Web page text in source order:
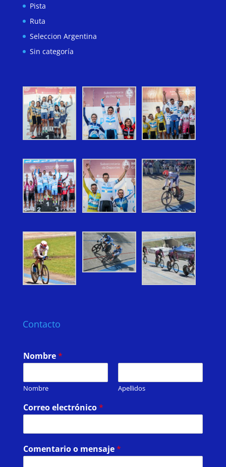
Pista
Ruta
Seleccion Argentina
Sin categoría
Contacto
Nombre*
Nombre Apellidos
Correo electrónico*
Comentario o mensaje*